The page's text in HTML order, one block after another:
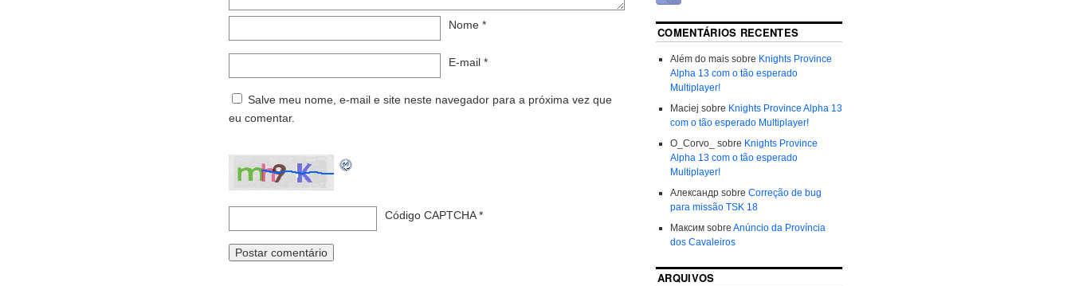
Nome *
E-mail *
Salve meu nome, e-mail e site neste navegador para a próxima vez que
eu comentar.
Código CAPTCHA*
COMENTÁRIOS RECENTES
Além do maissobre Knights Province
Alpha 13 com o tão esperado
Multiplayer!
Maciej sobre Knights Province Alpha 13
com o tão esperado Multiplayer!
O_Corvo_
sobre Knights Province
Alpha 13 com o tão esperado
Multiplayer!
Александрsobre Correção de bug
para missão TSK 18
Максимsobre Anúncio da Província
dos Cavaleiros
ARQUIVOS